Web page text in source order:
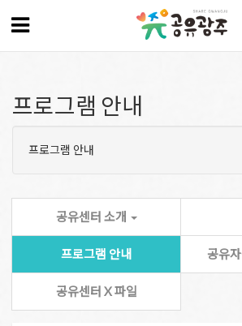
프로그램 안내
프로그램 안내
공유센터 소개
프로그램 안내 공유
공유센터 X 파일